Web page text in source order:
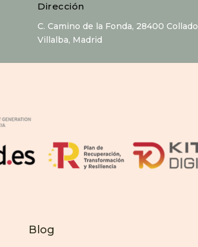
Dirección
C. Camino de la Fonda, 28400 Collado
Villalba, Madrid
Blog